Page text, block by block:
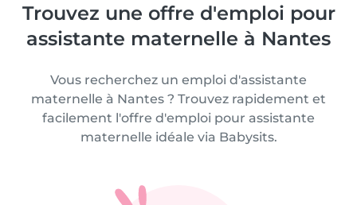
Trouvez une offre d'emploi pour
assistante maternelle à Nantes
Vous recherchez un emploi d'assistante
maternelle à Nantes ? Trouvez rapidement et
facilement l'offre d'emploi pour assistante
maternelle idéale via Babysits.